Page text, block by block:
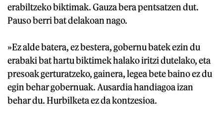
erabiltzeko biktimak. Gauza bera pentsatzen dut.
Pauso berri bat delakoan nago.
»Ez alde batera, ez bestera, gobernu batek ezin du
erabaki bat hartu biktimek halako iritzi dutelako, eta
presoak gerturatzeko, gainera, legea bete baino ez du
egin behar gobernuak. Ausardia handiagoa izan
behar du. Hurbilketa ez da kontzesioa.